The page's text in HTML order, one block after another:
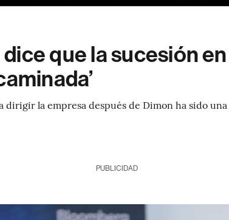
que la sucesión
dirigir la empresa después de Dimon ha sido
PUBLICIDAD